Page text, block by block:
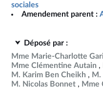
sociales
Amendement parent :
Déposé par :
Mme Marie-Charlotte
Mme Clémentine Autain
M. Karim Ben Cheikh
M. Nicolas Bonnet
Mme